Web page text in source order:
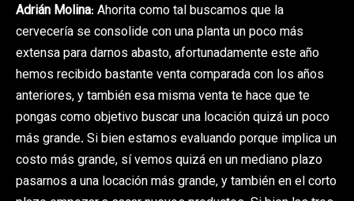
Adrián Molina: Ahorita como tal buscamos que la
cervecería se consolide con una planta un poco más
extensa para darnos abasto, afortunadamente este año
hemos recibido bastante venta comparada con los años
anteriores, y también esa misma venta te hace que te
pongas como objetivo buscar una locación quizá un poco
más grande. Si bien estamos evaluando porque implica un
costo más grande, sí vemos quizá en un mediano plazo
pasarnos a una locación más grande, y también en el corto